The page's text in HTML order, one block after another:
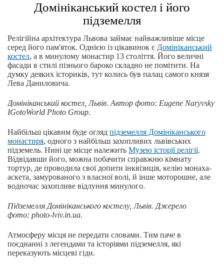
Домініканський костел і його
підземелля
Релігійна архітектура Львова займає найважливіше місце
серед його пам'яток. Однією із цікавинок є Домініканський
костел, а в минулому монастир 13 століття. Його величні
фасади в стилі пізнього бароко складно не помітити. На
думку деяких істориків, тут колись був палац самого князя
Лева Даниловича.
Домініканський костел, Львів. Автор фото: Eugene Naryvsky
IGotoWorld Photo Group.
Найбільш цікавим буде огляд підземелля Домініканського
монастиря, одного з найбільш захопливих львівських
підземель. Нині це місце належить Музею історії релігії.
Відвідавши його, можна побачити справжню кімнату
тортур, де проводила свої допити інквізиція, келію монаха-
аскета, замурованого з власної волі, й інше моторошне, але
водночас захопливе відлуння минулого.
Підземелля Домініканського костелу, Львів. Джерело
фото: photo-lviv.in.ua.
Атмосферу місця не передати словами. Тим паче в
поєднанні з легендами та історіями підземелля, які
переказують місцеві гіди.